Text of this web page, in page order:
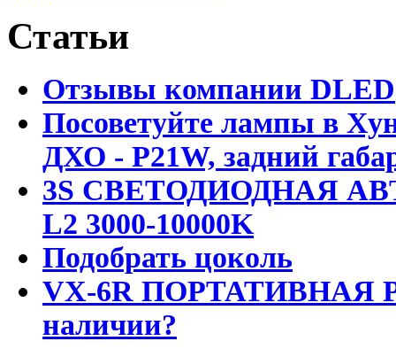
Статьи
Отзывы компании DLED
Посоветуйте лампы в
ДХО - P21W, задний
3S СВЕТОДИОДНАЯ
L2 3000-10000K
Подобрать цоколь
VX-6R ПОРТАТИВНАЯ
наличии?